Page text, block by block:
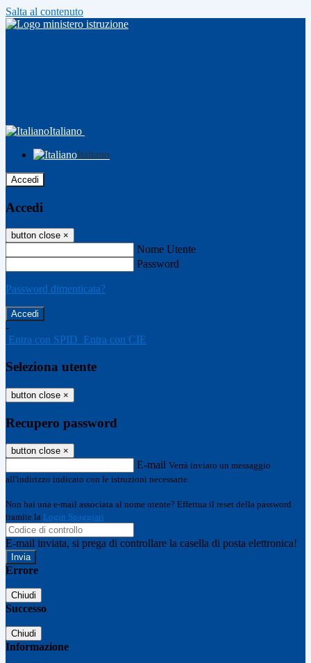
Salta al contenuto
Italiano
Italiano
Accedi
Accedi
button close ×
Nome Utente
Password
Password dimenticata?
-
Entra con SPID Entra con CIE
Seleziona utente
button close ×
Recupero password
button close ×
E-mail Verrà inviato un messaggio
all'indirizzo indicato con le istruzioni necessarie.
Non hai una e-mail associata al nome utente? Effettua il reset della password
tramite la Login Spaggiari
E-mail inviata, si prega di controllare la casella di posta elettronica!
Errore
Chiudi
Successo
Chiudi
Informazione